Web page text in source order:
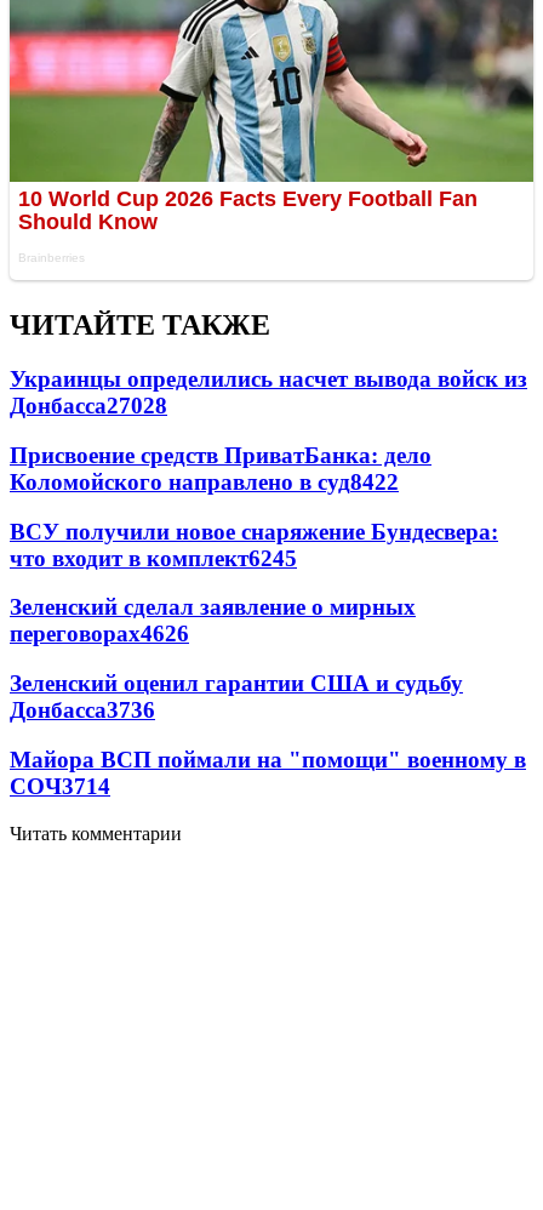
ЧИТАЙТЕ ТАКЖЕ
Украинцы определились насчет вывода войск из
Донбасса27028
Присвоение средств ПриватБанка: дело
Коломойского направлено в суд8422
ВСУ получили новое снаряжение Бундесвера:
что входит в комплект6245
Зеленский сделал заявление о мирных
переговорах4626
Зеленский оценил гарантии США и судьбу
Донбасса3736
Майора ВСП поймали на "помощи" военному в
СОЧ3714
Читать комментарии